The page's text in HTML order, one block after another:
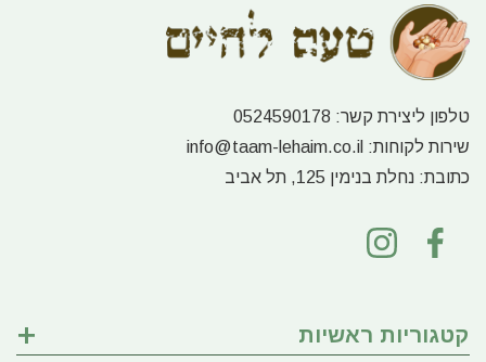
טלפון ליצירת קשר: 0524590178
שירות לקוחות: info@taam-lehaim.co.il
כתובת: נחלת בנימין 125, תל אביב
קטגוריות ראשיות